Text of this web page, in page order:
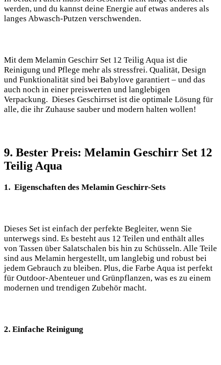
werden, und du kannst deine Energie auf‍ etwas‍ anderes‌ als
langes Abwasch-Putzen verschwenden.
Mit dem Melamin Geschirr Set 12 Teilig‌ Aqua ist ⁣die
Reinigung und Pflege mehr als stressfrei. ​Qualität, ‍Design
und Funktionalität sind bei Babylove ⁤garantiert – und⁣ das
‍auch noch ⁢in einer‌ preiswerten und langlebigen
‌Verpackung. Dieses Geschirrset ist die optimale Lösung für
⁣alle, die ihr Zuhause sauber und modern⁣ halten wollen!
9. ⁣Bester Preis: Melamin Geschirr Set 12
Teilig Aqua
1. ​ Eigenschaften ‌des Melamin‌ Geschirr-Sets
Dieses Set ist einfach der perfekte ‍Begleiter, wenn Sie
unterwegs sind.⁣ Es besteht aus ​12 Teilen und⁤ enthält alles‍
von‌ Tassen über Salatschalen ‌bis hin zu⁢ Schüsseln. Alle Teile
sind ​aus Melamin hergestellt, um langlebig und robust bei
jedem Gebrauch zu bleiben. Plus, die Farbe Aqua ist perfekt
für‌ Outdoor-Abenteuer⁢ und Grünpflanzen, was es zu einem
modernen und trendigen Zubehör macht.
2. ‍Einfache Reinigung